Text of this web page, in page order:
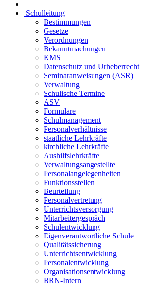
Schulleitung
Bestimmungen
Gesetze
Verordnungen
Bekanntmachungen
KMS
Datenschutz und Urheberrecht
Seminaranweisungen (ASR)
Verwaltung
Schulische Termine
ASV
Formulare
Schulmanagement
Personalverhältnisse
staatliche Lehrkräfte
kirchliche Lehrkräfte
Aushilfslehrkräfte
Verwaltungsangestellte
Personalangelegenheiten
Funktionsstellen
Beurteilung
Personalvertretung
Unterrichtsversorgung
Mitarbeitergespräch
Schulentwicklung
Eigenverantwortliche Schule
Qualitätssicherung
Unterrichtsentwicklung
Personalentwicklung
Organisationsentwicklung
BRN-Intern